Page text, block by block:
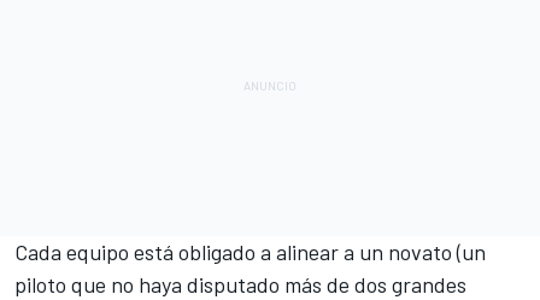
Cada equipo está obligado a alinear a un novato (un
piloto que no haya disputado más de dos grandes